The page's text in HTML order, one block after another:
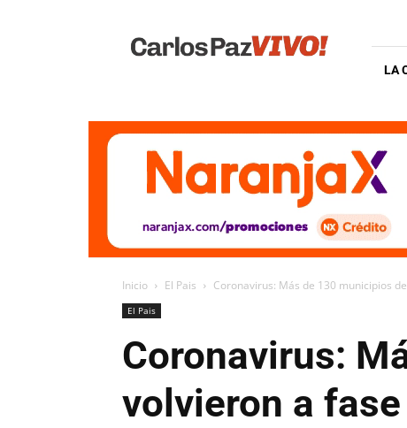
Vivo
LA
Inicio El Pais Coronavirus: Más de 130 municipios
El Pais
Coronavirus:
volvieron a